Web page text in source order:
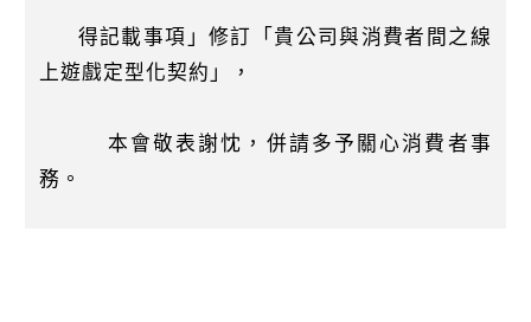
得記載事項」修訂「貴公司與消費者間之線
上遊戲定型化契約」，
本會敬表謝忱，併請多予關心消費者事
務。